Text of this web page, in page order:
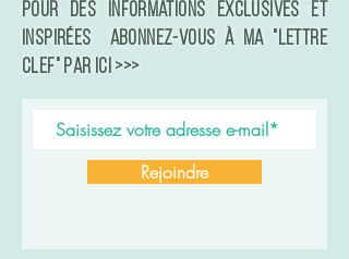
Pour des informations exclusives et
inspirées Abonnez-vous à ma "Lettre
Clef" par ici >>>
Rejoindre